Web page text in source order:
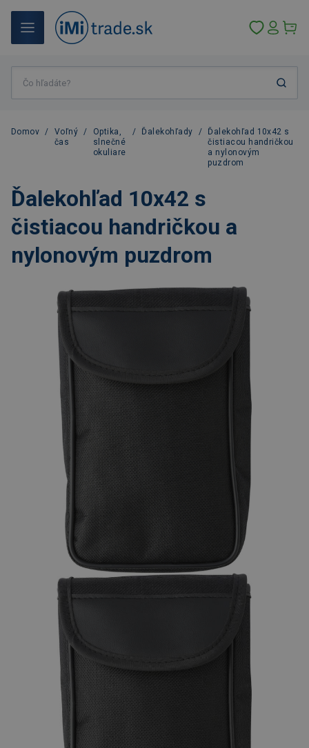
Domov /
Voľný
čas
/
Optika,
slnečné
okuliare
/ Ďalekohľady /
Ďalekohľad 10x42 s
čistiacou handričkou
a nylonovým
puzdrom
Ďalekohľad 10x42 s
čistiacou handričkou a
nylonovým puzdrom